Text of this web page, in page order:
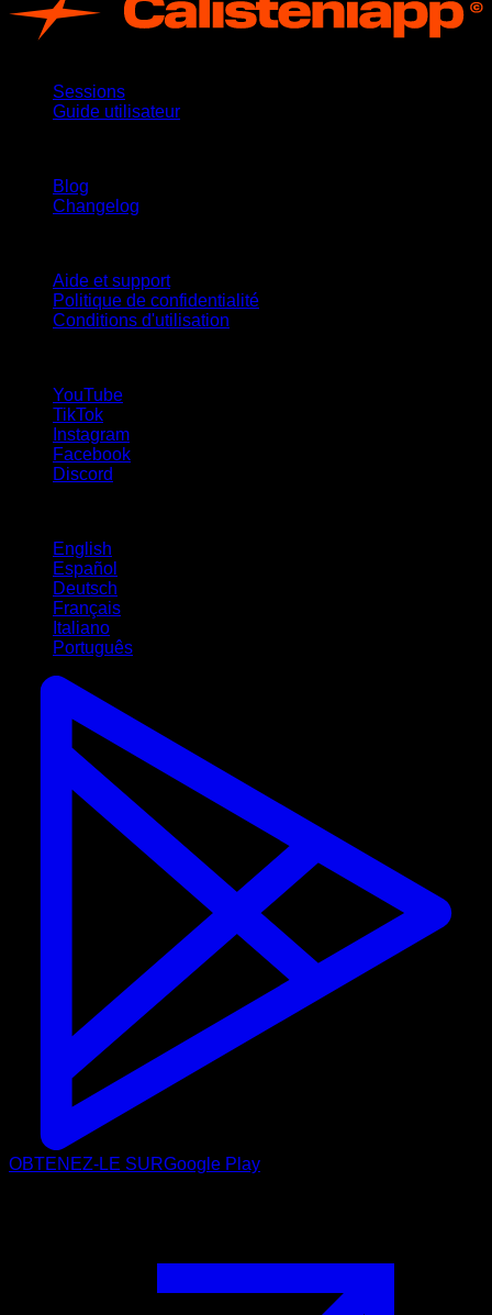
Sessions
Guide utilisateur
Blog
Changelog
Aide et support
Politique de confidentialité
Conditions d'utilisation
YouTube
TikTok
Instagram
Facebook
Discord
English
Español
Deutsch
Français
Italiano
Português
OBTENEZ-LE SURGoogle Play